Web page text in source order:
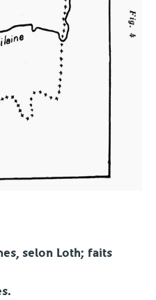
selon Loth; faits